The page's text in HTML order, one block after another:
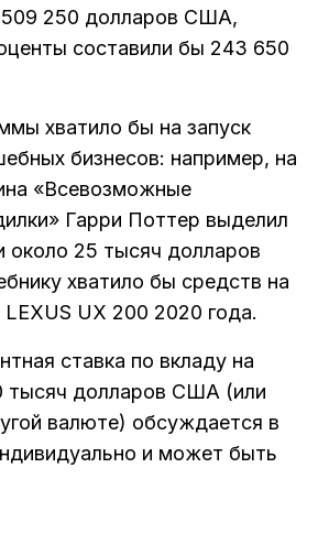
509 250 долларов США,
составили бы 243 650
хватило бы на запуск
бизнесов: например, на
«Всевозможные
Гарри Поттер выделил
около 25 тысяч долларов
хватило бы средств на
UX 200 2020 года.
ставка по вкладу на
тысяч долларов США (или
валюте) обсуждается в
и может быть